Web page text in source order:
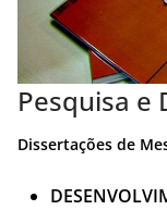
Pesquisa e
Dissertações de